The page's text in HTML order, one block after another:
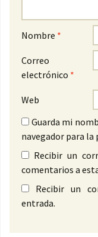
Nombre *
Correo
electrónico *
Web
Guarda mi
navegador para la
Recibir un
comentarios a
Recibir un
entrada.